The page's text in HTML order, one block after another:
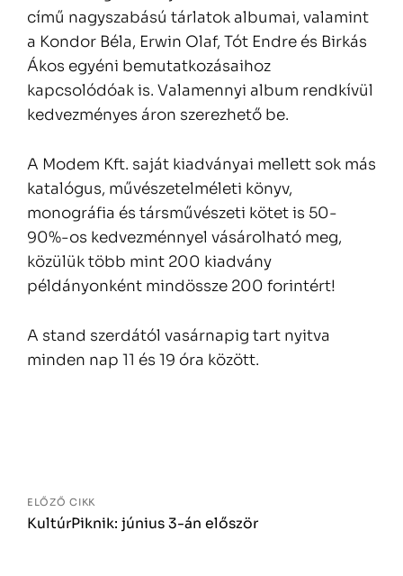
című nagyszabású tárlatok albumai, valamint
a Kondor Béla, Erwin Olaf, Tót Endre és Birkás
Ákos egyéni bemutatkozásaihoz
kapcsolódóak is. Valamennyi album rendkívül
kedvezményes áron szerezhető be.
A Modem Kft. saját kiadványai mellett sok más
katalógus, művészetelméleti könyv,
monográfia és társművészeti kötet is 50-
90%-os kedvezménnyel vásárolható meg,
közülük több mint 200 kiadvány
példányonként mindössze 200 forintért!
A stand szerdától vasárnapig tart nyitva
minden nap 11 és 19 óra között.
ELŐZŐ CIKK
KultúrPiknik: június 3-án először